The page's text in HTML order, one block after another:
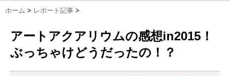
ホーム > レポート記事 >
アートアクアリウムの感想in2015！
ぶっちゃけどうだったの！？